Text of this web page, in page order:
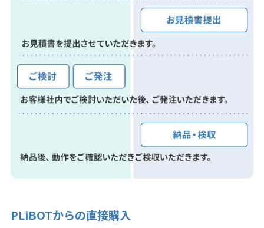
PLiBOTからの直接購入